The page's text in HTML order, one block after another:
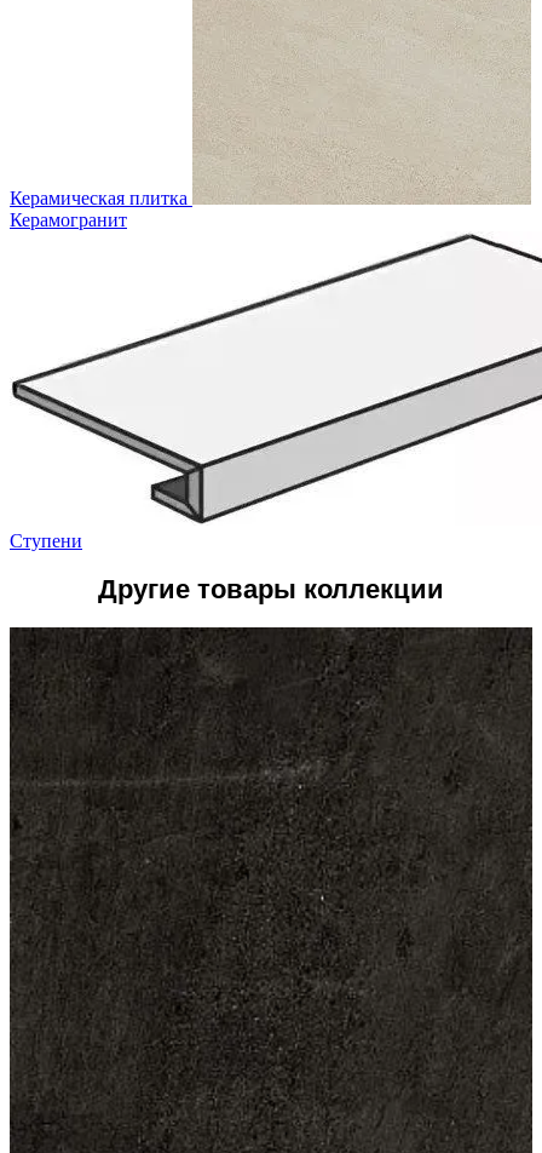
Керамическая плитка
Керамогранит
Ступени
Другие товары коллекции